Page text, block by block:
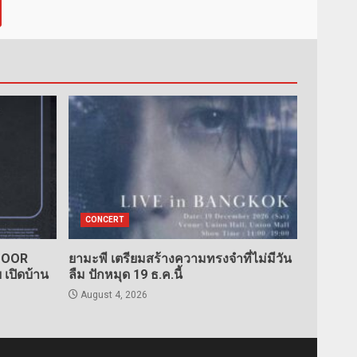
เปิดบ้าน
CONCERT
ยามะพี เตรียมสร้างความทรงจำที่ไม่มีวัน
ลืม ปักหมุด 19 ธ.ค.นี้
August 4, 2026